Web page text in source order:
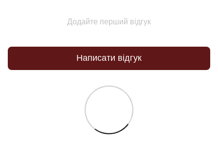
Додайте перший відгук
Написати відгук